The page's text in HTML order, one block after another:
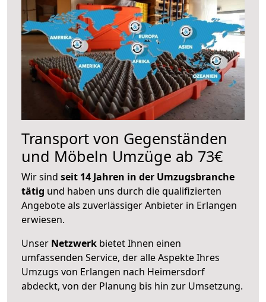
Transport von Gegenständen
und Möbeln Umzüge ab 73€
Wir sind seit 14 Jahren in der Umzugsbranche
tätig und haben uns durch die qualifizierten
Angebote als zuverlässiger Anbieter in Erlangen
erwiesen.
Unser Netzwerk bietet Ihnen einen
umfassenden Service, der alle Aspekte Ihres
Umzugs von Erlangen nach Heimersdorf
abdeckt, von der Planung bis hin zur Umsetzung.